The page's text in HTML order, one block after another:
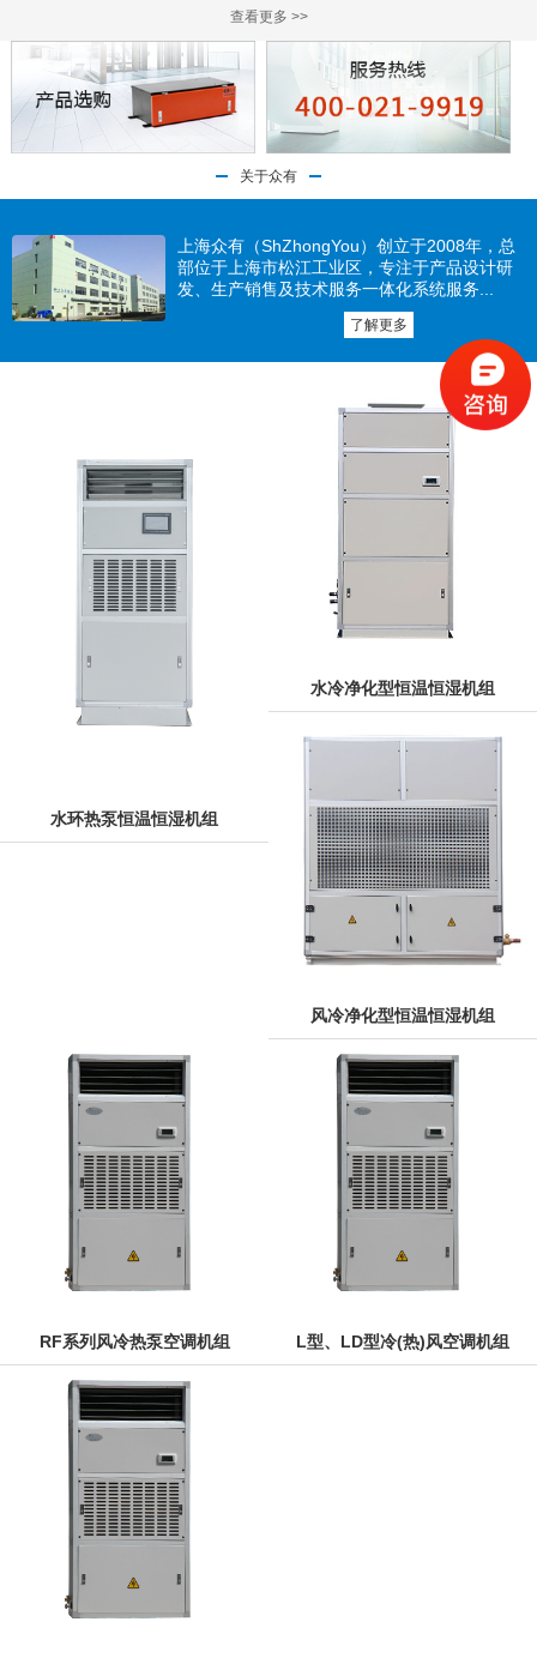
查看更多 >>
关于众有
上海众有（ShZhongYou）创立于2008年，总
部位于上海市松江工业区，专注于产品设计研
发、生产销售及技术服务一体化系统服务...
了解更多
水环热泵恒温恒湿机组
水冷净化型恒温恒湿机组
风冷净化型恒温恒湿机组
RF系列风冷热泵空调机组 L型、LD型冷(热)风空调机组